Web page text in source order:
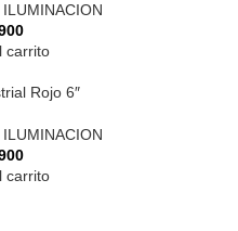
carrito
Rojo 6″
carrito